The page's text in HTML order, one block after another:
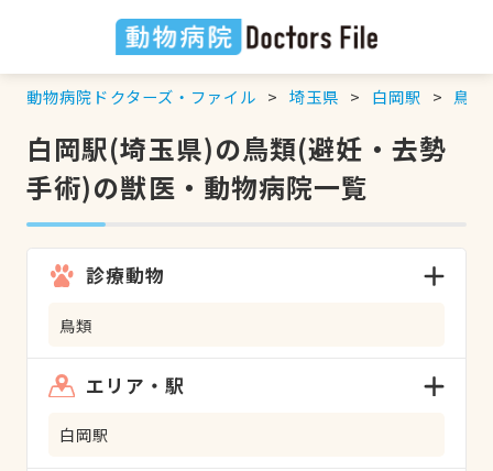
動物病院ドクターズ・ファイル 埼玉県 白岡駅 鳥類
白岡駅(埼玉県)の鳥類(避妊・去勢
手術)の獣医・動物病院一覧
診療動物
鳥類
エリア・駅
白岡駅